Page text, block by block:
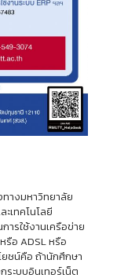
ทางมหาวิทยาลัย
เทคโนโลยี
ารใช้งานเครือข่าย
รือ ADSL หรือ
ยชน์คือ ถ้านักศึกษา
ะบบอินเทอร์เน็ต